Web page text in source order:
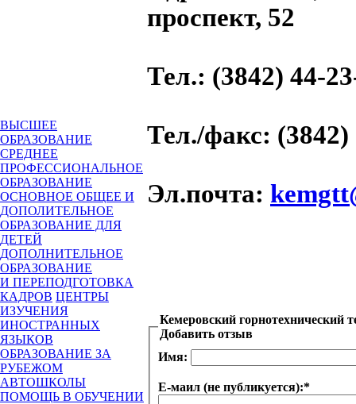
ВЫСШЕЕ
ОБРАЗОВАНИЕ
СРЕДНЕЕ
ПРОФЕССИОНАЛЬНОЕ
ОБРАЗОВАНИЕ
ОСНОВНОЕ ОБЩЕЕ И
ДОПОЛИТЕЛЬНОЕ
ОБРАЗОВАНИЕ ДЛЯ
ДЕТЕЙ
ДОПОЛНИТЕЛЬНОЕ
ОБРАЗОВАНИЕ
И ПЕРЕПОДГОТОВКА
КАДРОВ ЦЕНТРЫ
ИЗУЧЕНИЯ
ИНОСТРАННЫХ
ЯЗЫКОВ
ОБРАЗОВАНИЕ ЗА
РУБЕЖОМ
АВТОШКОЛЫ
ПОМОЩЬ В ОБУЧЕНИИ
проспект, 52
Тел.: (3842) 44-
Тел./факс:
Эл.почта:
Кемеровский горнотехнический
Добавить отзыв
Имя:
Е-маил (не публикуется):*